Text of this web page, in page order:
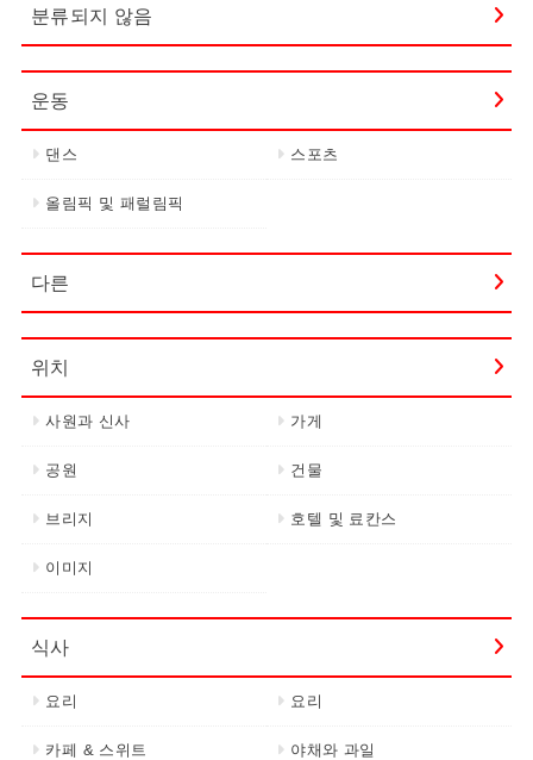
분류되지 않음
운동
댄스 스포츠
올림픽 및 패럴림픽
다른
위치
사원과 신사 가게
공원 건물
브리지 호텔 및 료칸스
이미지
식사
요리 요리
카페 & 스위트 야채와 과일